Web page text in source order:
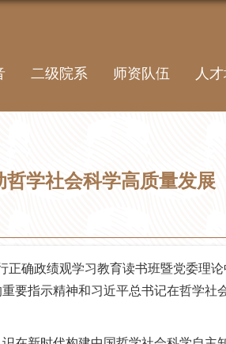
二级院系 师资队伍 人
学社会科学高质量发展
正确政绩观学习教育读书班暨党委理
要指示精神和习近平总书记在哲学社